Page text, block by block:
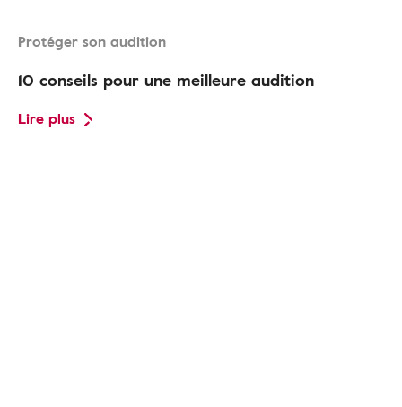
Protéger son audition
10 conseils pour une meilleure audition
Lire plus